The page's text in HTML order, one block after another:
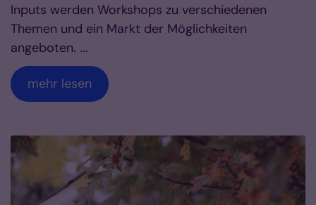
Inputs werden Workshops zu verschiedenen
Themen und ein Markt der Möglichkeiten
angeboten. ...
mehr lesen